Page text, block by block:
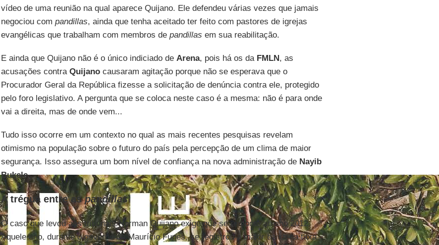
vídeo de uma reunião na qual aparece Quijano. Ele defendeu várias vezes que jamais
negociou com pandillas, ainda que tenha aceitado ter feito com pastores de igrejas
evangélicas que trabalham com membros de pandillas em sua reabilitação.
E ainda que Quijano não é o único indiciado de Arena, pois há os da FMLN, as
acusações contra Quijanocausaram agitação porque não se esperava que o
Procurador Geral da República fizesse a solicitação de denúncia contra ele, protegido
pelo foro legislativo. A pergunta que se coloca neste caso é a mesma: não é para onde
vai a direita, mas de onde vem...
Tudo isso ocorre em um contexto no qual as mais recentes pesquisas revelam
otimismo na população sobre o futuro do país pela percepção de um clima de maior
segurança. Isso assegura um bom nível de confiança na nova administração de Nayib
Bukele.
A trégua entre aspandillas
O caso que levou aos tribunais Norman Quijano exige que se remonte ao ano 2012.
Aquele ano, durante o governo de Maurício Funes, se registrou a maior baixa na taxa